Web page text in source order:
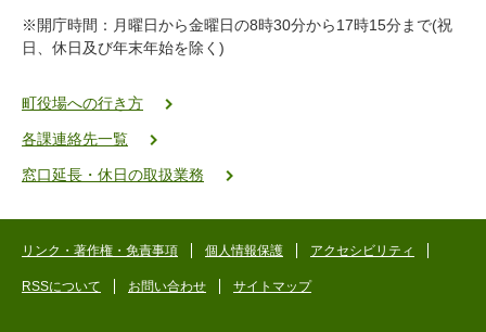
5
5
ク
二
ゴ
※開庁時間：月曜日から金曜日の8時30分から17時15分まで(祝
日、休日及び年末年始を除く)
町役場への行き方
各課連絡先一覧
窓口延長・休日の取扱業務
リンク・著作権・免責事項 個人情報保護 アクセシビリティ
RSSについて お問い合わせ サイトマップ